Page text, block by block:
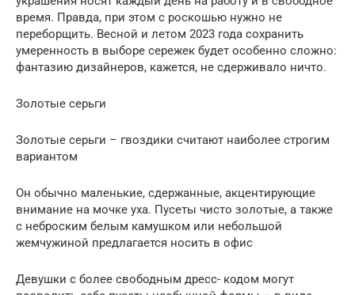
время. Правда, при этом с роскошью нужно не
переборщить. Весной и летом 2023 года сохранить
умеренность в выборе сережек будет особенно сложно:
фантазию дизайнеров, кажется, не сдерживало ничто.
Золотые серьги
Золотые серьги – гвоздики считают наиболее строгим
вариантом
Он обычно маленькие, сдержанные, акцентирующие
внимание на мочке уха. Пусеты чисто золотые, а также
с неброским белым камушком или небольшой
жемчужиной предлагается носить в офис
Девушки с более свободным дресс- кодом могут